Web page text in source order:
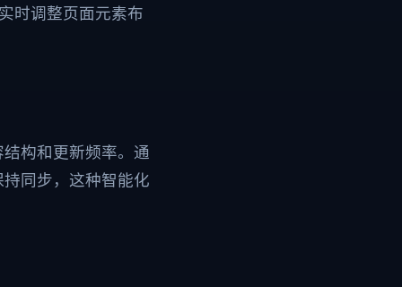
时调整页面元素布
构和更新频率。通
同步，这种智能化